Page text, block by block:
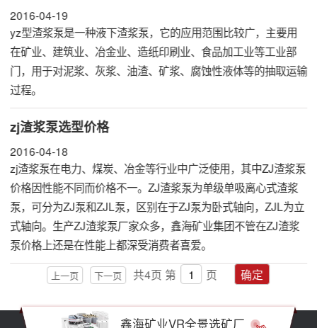
2016-04-19
yz型渣浆泵是一种液下渣浆泵，它的应用范围比较广，主要用
在矿业、建筑业、冶金业、造纸印刷业、食品加工业等工业部
门，用于对泥浆、灰浆、油渣、矿浆、腐蚀性液体等的抽取运输
过程。
zj渣浆泵选型价格
2016-04-18
zj渣浆泵在电力、煤炭、冶金等行业中广泛使用，其中ZJ渣浆泵
价格因性能不同而价格不一。ZJ渣浆泵为单级单吸离心式渣浆
泵，可分为ZJ泵和ZJL泵，区别在于ZJ泵为卧式轴向，ZJL为立
式轴向。生产ZJ渣浆泵厂家众多，鑫海矿业集团不管在ZJ渣浆
泵价格上还是在性能上都深受消费者喜爱。
上一页 下一页 共4页 第 页 确定
鑫海矿业VR全景选矿厂